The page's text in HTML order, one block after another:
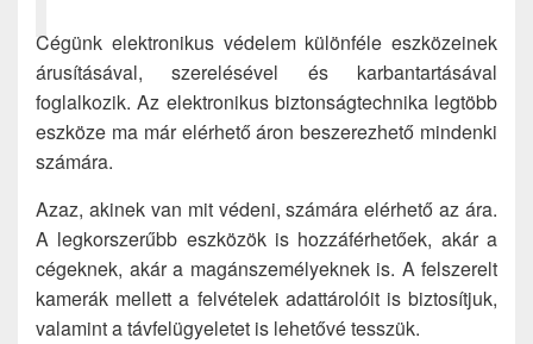
Cégünk elektronikus védelem különféle eszközeinek
árusításával, szerelésével és karbantartásával
foglalkozik. Az elektronikus biztonságtechnika legtöbb
eszköze ma már elérhető áron beszerezhető mindenki
számára.
Azaz, akinek van mit védeni, számára elérhető az ára.
A legkorszerűbb eszközök is hozzáférhetőek, akár a
cégeknek, akár a magánszemélyeknek is. A felszerelt
kamerák mellett a felvételek adattárolóit is biztosítjuk,
valamint a távfelügyeletet is lehetővé tesszük.